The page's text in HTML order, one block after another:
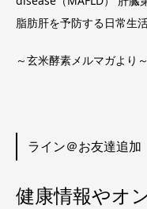
脂肪肝を予防する日常生
～玄米酵素メルマガより～
ライン＠お友達追加
健康情報やオ